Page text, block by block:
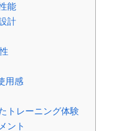
能
計
用感
トレーニング体験
ント